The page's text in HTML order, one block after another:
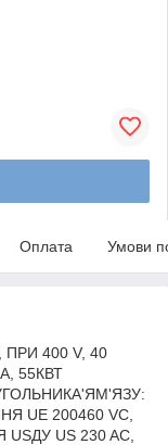
Оплата Умови
400 V, 40
55КВТ
UE 200460 VC,
US 230 AC,